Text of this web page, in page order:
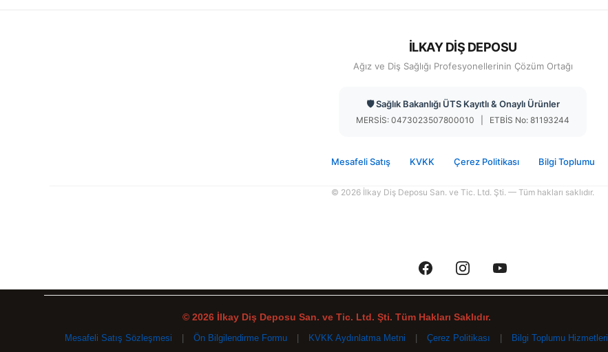
İLKAY DİŞ DEPOSU
Ağız ve Diş Sağlığı Profesyonellerinin Çözüm Ortağı
🛡️ Sağlık Bakanlığı ÜTS Kayıtlı & Onaylı Ürünler
MERSİS: 0473023507800010 | ETBİS No: 81193244
Mesafeli Satış KVKK Çerez Politikası Bilgi Toplumu
© 2026 İlkay Diş Deposu San. ve Tic. Ltd. Şti. — Tüm hakları saklıdır.
© 2026 İlkay Diş Deposu San. ve Tic. Ltd. Şti. Tüm Hakları Saklıdır.
Mesafeli Satış Sözleşmesi | Ön Bilgilendirme Formu | KVKK Aydınlatma Metni | Çerez Politikası | Bilgi Toplumu Hizmetleri